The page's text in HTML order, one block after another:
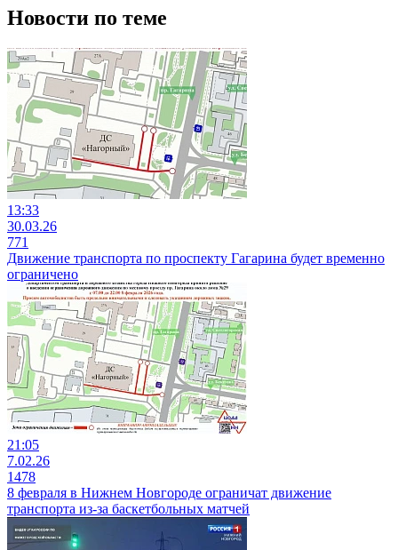
Новости по теме
13:33
30.03.26
771
Движение транспорта по проспекту Гагарина будет временно
ограничено
21:05
7.02.26
1478
8 февраля в Нижнем Новгороде ограничат движение
транспорта из-за баскетбольных матчей